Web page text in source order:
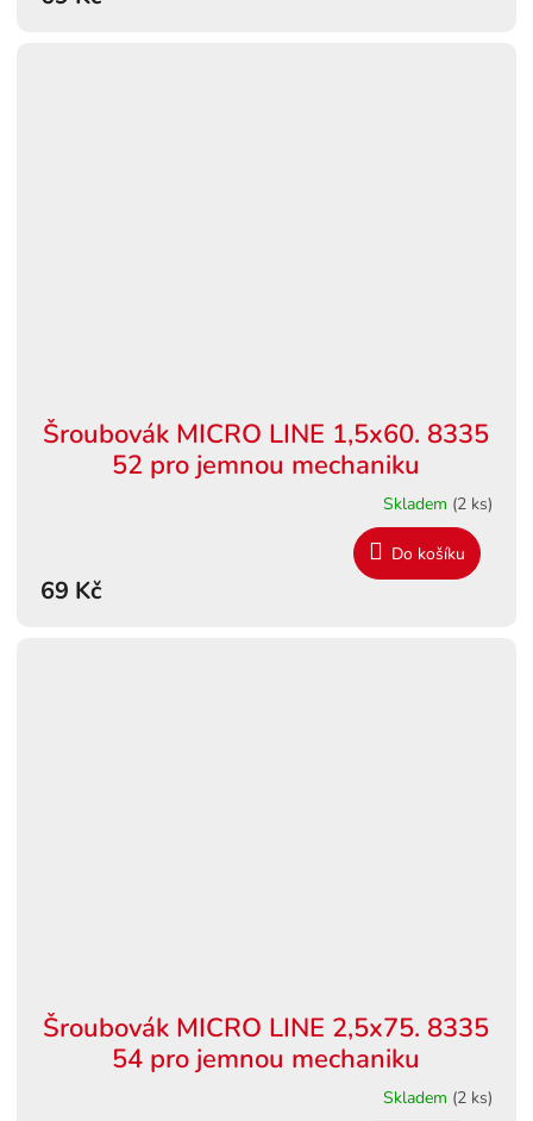
Šroubovák MICRO LINE 1,5x60. 8335
52 pro jemnou mechaniku
Skladem (2 ks)
69 Kč
Do košíku
Šroubovák MICRO LINE 2,5x75. 8335
54 pro jemnou mechaniku
Skladem (2 ks)